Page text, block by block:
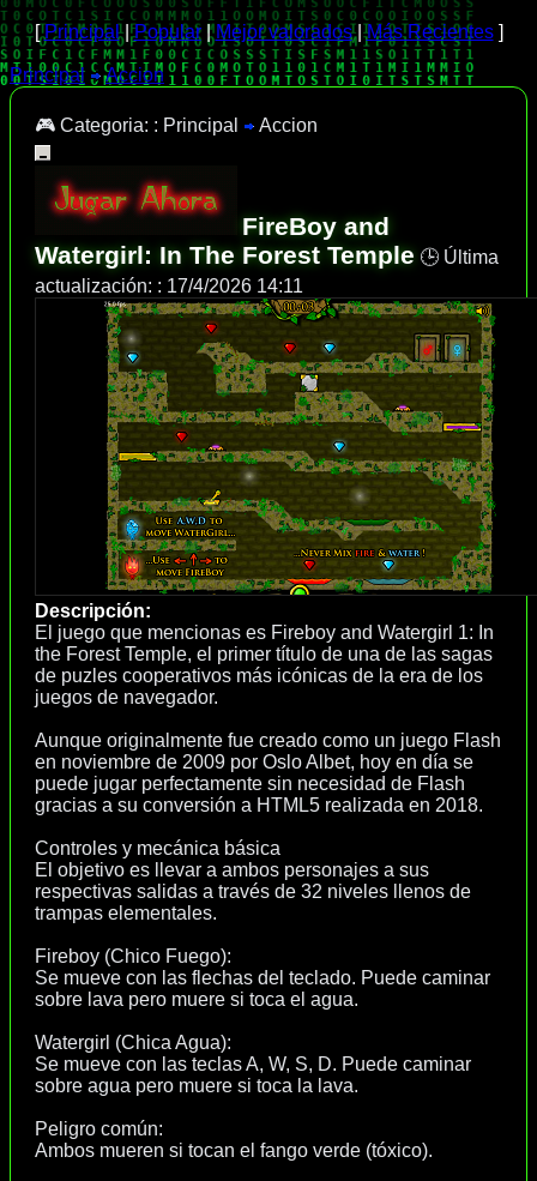
[Principal|Popular|Mejor valorados|Más Recientes]
Principal Accion
🎮 Categoria: : Principal Accion
FireBoy and
Watergirl: In The Forest Temple 🕒 Última
actualización: : 17/4/2026 14:11
Descripción:
El juego que mencionas es Fireboy and Watergirl 1: In
the Forest Temple, el primer título de una de las sagas
de puzles cooperativos más icónicas de la era de los
juegos de navegador.
Aunque originalmente fue creado como un juego Flash
en noviembre de 2009 por Oslo Albet, hoy en día se
puede jugar perfectamente sin necesidad de Flash
gracias a su conversión a HTML5 realizada en 2018.
Controles y mecánica básica
El objetivo es llevar a ambos personajes a sus
respectivas salidas a través de 32 niveles llenos de
trampas elementales.
Fireboy (Chico Fuego):
Se mueve con las flechas del teclado. Puede caminar
sobre lava pero muere si toca el agua.
Watergirl (Chica Agua):
Se mueve con las teclas A, W, S, D. Puede caminar
sobre agua pero muere si toca la lava.
Peligro común:
Ambos mueren si tocan el fango verde (tóxico).